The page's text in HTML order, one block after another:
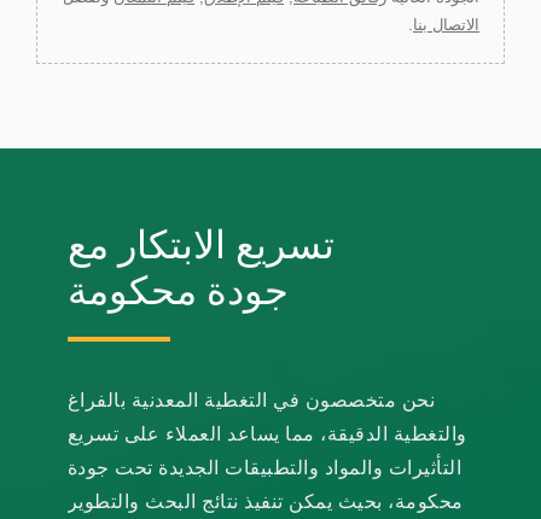
الاتصال بنا
تسريع الابتكار مع
جودة محكومة
نحن متخصصون في التغطية المعدنية بالفراغ
والتغطية الدقيقة، مما يساعد العملاء على تسريع
التأثيرات والمواد والتطبيقات الجديدة تحت جودة
محكومة، بحيث يمكن تنفيذ نتائج البحث والتطوير